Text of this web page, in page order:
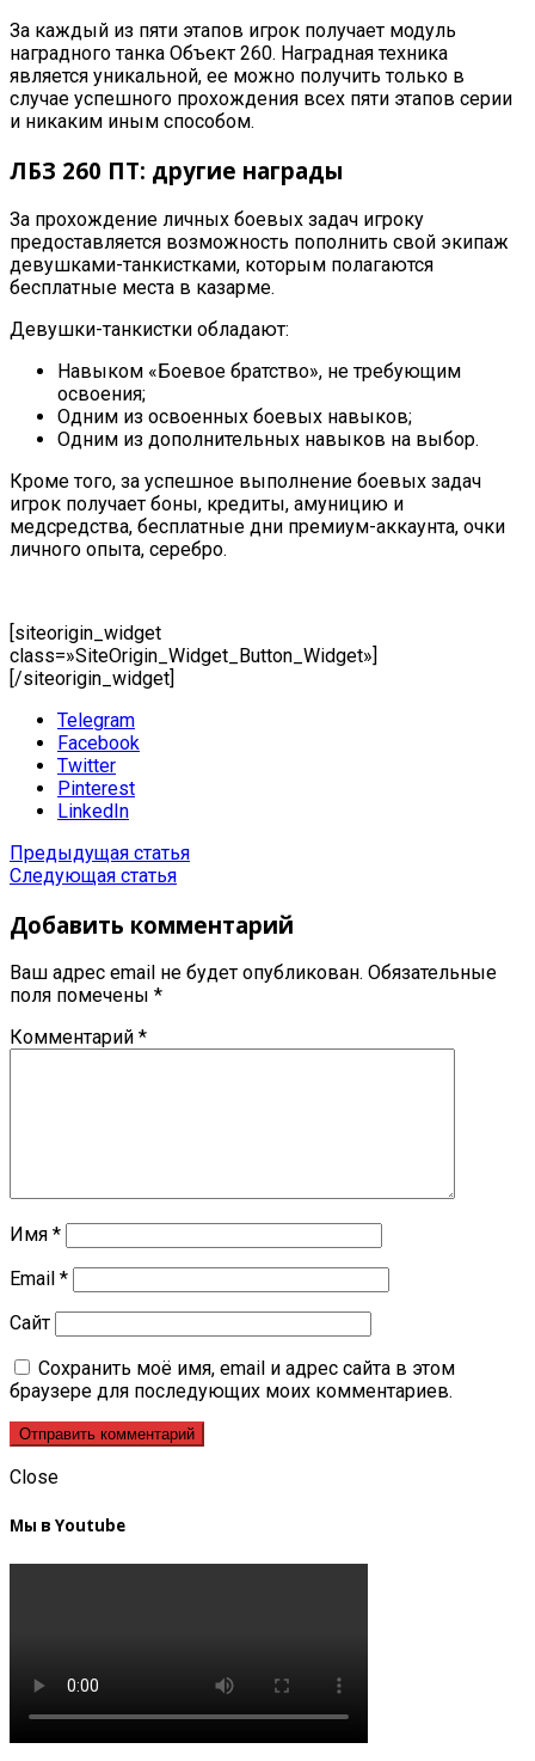
За каждый из пяти этапов игрок получает модуль
наградного танка Объект 260. Наградная техника
является уникальной, ее можно получить только в
случае успешного прохождения всех пяти этапов серии
и никаким иным способом.
ЛБЗ 260 ПТ: другие награды
За прохождение личных боевых задач игроку
предоставляется возможность пополнить свой экипаж
девушками-танкистками, которым полагаются
бесплатные места в казарме.
Девушки-танкистки обладают:
Навыком «Боевое братство», не требующим
освоения;
Одним из освоенных боевых навыков;
Одним из дополнительных навыков на выбор.
Кроме того, за успешное выполнение боевых задач
игрок получает боны, кредиты, амуницию и
медсредства, бесплатные дни премиум-аккаунта, очки
личного опыта, серебро.
[siteorigin_widget
class=»SiteOrigin_Widget_Button_Widget»]
[/siteorigin_widget]
Telegram
Facebook
Twitter
Pinterest
LinkedIn
Предыдущая статья
Следующая статья
Добавить комментарий
Ваш адрес email не будет опубликован. Обязательные
поля помечены *
Комментарий *
Имя *
Email *
Сайт
Сохранить моё имя, email и адрес сайта в этом
браузере для последующих моих комментариев.
Close
Мы в Youtube